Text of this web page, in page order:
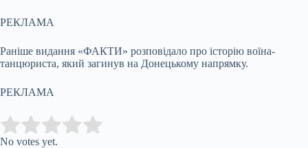
РЕКЛАМА
Раніше видання «ФАКТИ» розповідало про історію воїна-
танцюриста, який загинув на Донецькому напрямку.
РЕКЛАМА
Rate this item:
No votes yet.